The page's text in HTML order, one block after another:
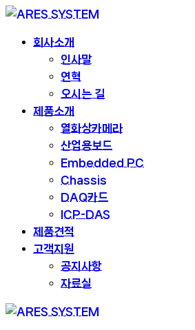
회사소개
인사말
연혁
오시는 길
제품소개
열화상카메라
산업용보드
Embedded PC
Chassis
DAQ카드
ICP-DAS
제품견적
고객지원
공지사항
자료실